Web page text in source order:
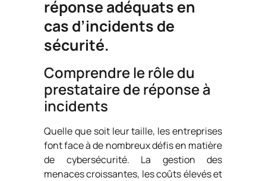
réponse adéquats en
cas d’incidents de
sécurité.
Comprendre le rôle du
prestataire de réponse à
incidents
Quelle que soit leur taille, les entreprises
font face à de nombreux défis en matière
de cybersécurité. La gestion des
menaces croissantes, les coûts élevés et